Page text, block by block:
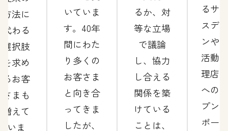
方法に
代わる
選択肢
を求め
るお客
さまも
増えて
いま
いていま
す。40年
間にわた
り多くの
お客さま
と向き合
ってきま
したが、
るか、対
等な立場
で議論
し、協力
し合える
関係を築
けている
ことは、
るサ
スデ
ンや
活動
理店
への
プン
ポー